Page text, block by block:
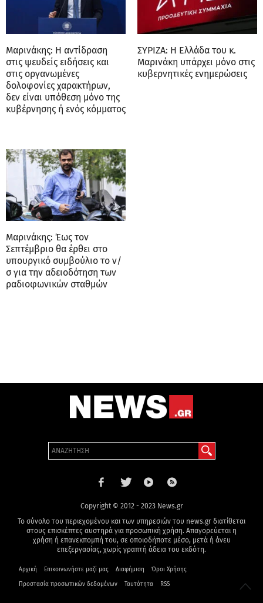
Μαρινάκης: Η αντίδραση
στις ψευδείς ειδήσεις και
στις οργανωμένες
δολοφονίες χαρακτήρων,
δεν είναι υπόθεση μόνο της
κυβέρνησης ή ενός κόμματος
ΣΥΡΙΖΑ: Η Ελλάδα του κ.
Μαρινάκη υπάρχει μόνο στις
κυβερνητικές ενημερώσεις
Μαρινάκης: Έως τον
Σεπτέμβριο θα έρθει στο
υπουργικό συμβούλιο το ν/
σ για την αδειοδότηση των
ραδιοφωνικών σταθμών
Copyright © 2012 - 2023 News.gr
Το σύνολο του περιεχομένου και των υπηρεσιών του news.gr διατίθεται
στους επισκέπτες αυστηρά για προσωπική χρήση. Απαγορεύεται η
χρήση ή επανεκπομπή του, σε οποιοδήποτε μέσο, μετά ή άνευ
επεξεργασίας, χωρίς γραπτή άδεια του εκδότη.
Αρχική Επικοινωνήστε μαζί μας Διαφήμιση Όροι Χρήσης
Προστασία προσωπικών δεδομένων Ταυτότητα RSS